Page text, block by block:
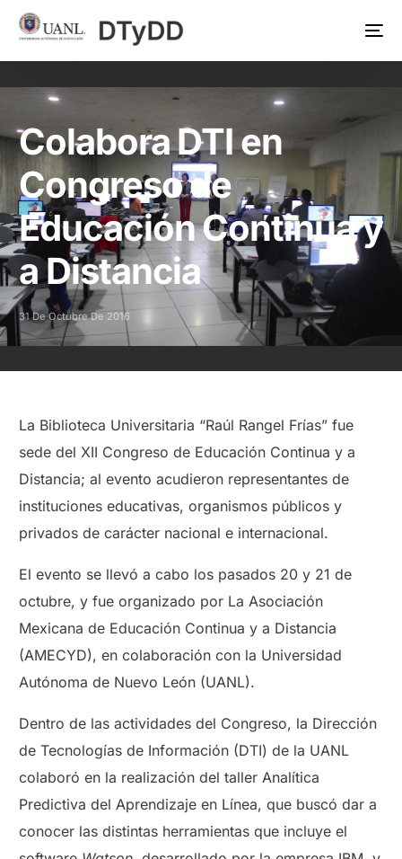
Colabora DTI en
Congreso de
Educación Continua y
a Distancia
31 De Octubre De 2016
La Biblioteca Universitaria “Raúl Rangel Frías” fue
sede del XII Congreso de Educación Continua y a
Distancia; al evento acudieron representantes de
instituciones educativas, organismos públicos y
privados de carácter nacional e internacional.
El evento se llevó a cabo los pasados 20 y 21 de
octubre, y fue organizado por La Asociación
Mexicana de Educación Continua y a Distancia
(AMECYD), en colaboración con la Universidad
Autónoma de Nuevo León (UANL).
Dentro de las actividades del Congreso, la Dirección
de Tecnologías de Información (DTI) de la UANL
colaboró en la realización del taller Analítica
Predictiva del Aprendizaje en Línea, que buscó dar a
conocer las distintas herramientas que incluye el